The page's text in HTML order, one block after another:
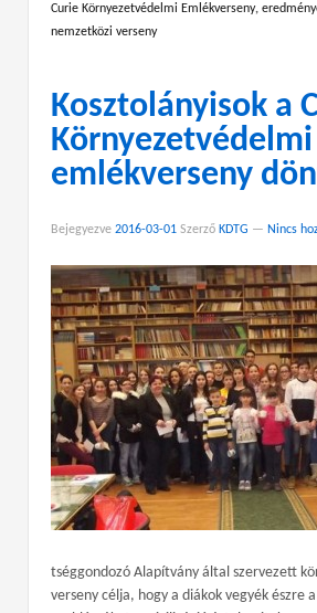
Curie Környezetvédelmi Emlékverseny,
nemzetközi verseny
Kosztolányisok a
Környezetvédelmi
emlékverseny
Bejegyezve 2016-03-01 Szerző KDTG — Nincs
tséggondozó Alapítvány által szervezett
verseny célja, hogy a diákok vegyék észre